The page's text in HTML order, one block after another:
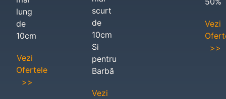
lung
de
10cm
Vezi
Ofertele
>>
scurt
de
10cm
Si
pentru
Barbă
Vezi
Vezi
>>